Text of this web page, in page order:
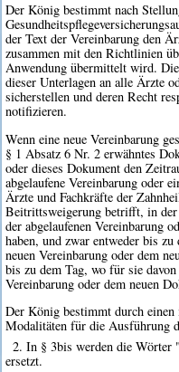
Der König bestimmt nach
der Text der Vereinbarung den
zusammen mit den Richtlinien
Anwendung übermittelt wird.
dieser Unterlagen an alle Ärzte
sicherstellen und deren Recht
notifizieren.
Wenn eine neue Vereinbarung
§ 1 Absatz 6 Nr. 2 erwähntes
oder dieses Dokument den
abgelaufene Vereinbarung oder
Ärzte und Fachkräfte der
Beitrittsweigerung betrifft, in
der abgelaufenen Vereinbarung
haben, und zwar entweder bis
neuen Vereinbarung oder dem
bis zu dem Tag, wo für sie
Vereinbarung oder dem neuen
Der König bestimmt durch
Modalitäten für die Ausführung
2. In § 3bis werden die
ersetzt.